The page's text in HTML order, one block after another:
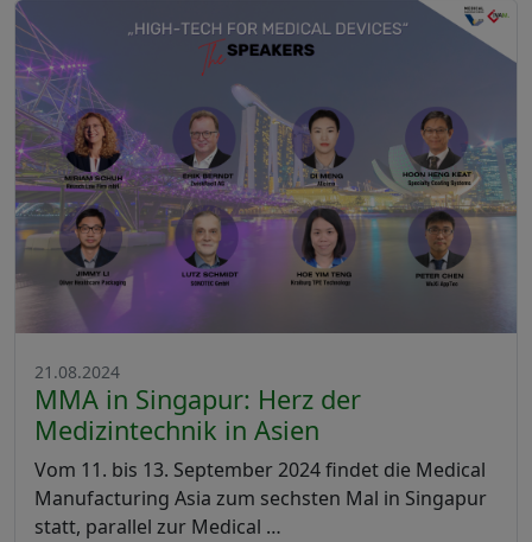
21.08.2024
MMA in Singapur: Herz der
Medizintechnik in Asien
Vom 11. bis 13. September 2024 findet die Medical
Manufacturing Asia zum sechsten Mal in Singapur
statt, parallel zur Medical …